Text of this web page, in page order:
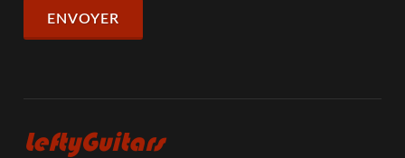
ENVOYER
LeftyGuitars